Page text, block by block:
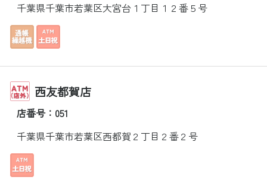
千葉県千葉市若葉区大宮台１丁目１２番５号
西友都賀店
店番号：051
千葉県千葉市若葉区西都賀２丁目２番２号